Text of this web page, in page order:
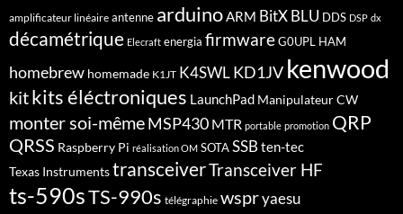
amplificateur linéaire antenne arduino ARM BitX BLU DDS DSP dx
décamétrique Elecraft energia firmwareG0UPL HAM
homebrew homemade K1JT K4SWL KD1JV kenwood
kitkits éléctroniques LaunchPad Manipulateur CW
monter soi-mêmeMSP430 MTR portable promotion QRP
QRSS Raspberry Pi réalisation OM SOTASSB ten-tec
Texas InstrumentstransceiverTransceiver HF
ts-590sTS-990s télégraphie wspryaesu